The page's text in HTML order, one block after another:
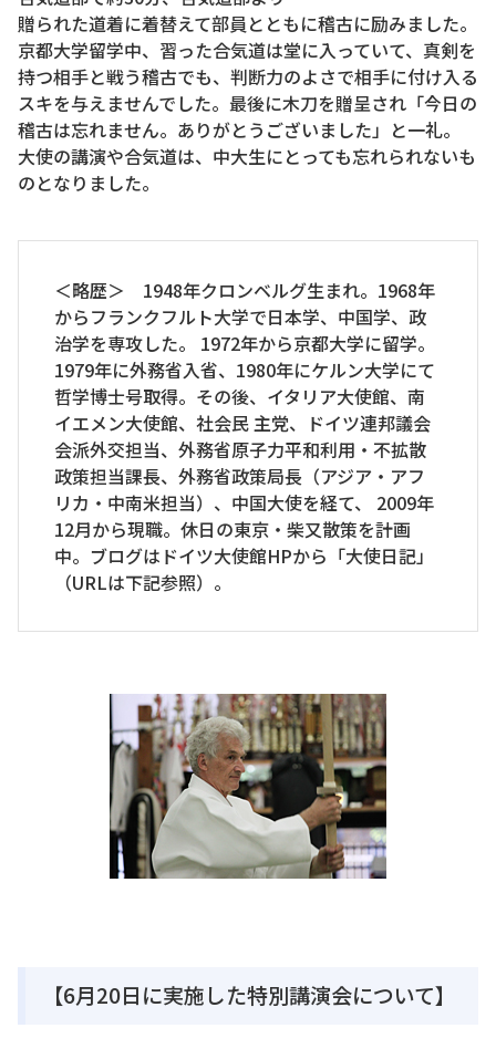
贈られた道着に着替えて部員とともに稽古に励みました。
京都大学留学中、習った合気道は堂に入っていて、真剣を
持つ相手と戦う稽古でも、判断力のよさで相手に付け入る
スキを与えませんでした。最後に木刀を贈呈され「今日の
稽古は忘れません。ありがとうございました」と一礼。
大使の講演や合気道は、中大生にとっても忘れられないも
のとなりました。
＜略歴＞ 1948年クロンベルグ生まれ。1968年
からフランクフルト大学で日本学、中国学、政
治学を専攻した。 1972年から京都大学に留学。
1979年に外務省入省、1980年にケルン大学にて
哲学博士号取得。その後、イタリア大使館、南
イエメン大使館、社会民 主党、ドイツ連邦議会
会派外交担当、外務省原子力平和利用・不拡散
政策担当課長、外務省政策局長（アジア・アフ
リカ・中南米担当）、中国大使を経て、 2009年
12月から現職。休日の東京・柴又散策を計画
中。ブログはドイツ大使館HPから「大使日記」
（URLは下記参照）。
【6月20日に実施した特別講演会について】